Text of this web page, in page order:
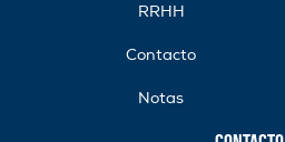
RRHH
Contacto
Notas